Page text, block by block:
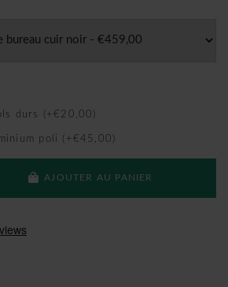
durs (+€20,00)
poli (+€45,00)
AJOUTER AU PANIER